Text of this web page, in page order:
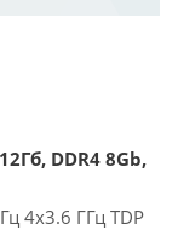
DDR4 8Gb,
4x3.6 ГГц TDP